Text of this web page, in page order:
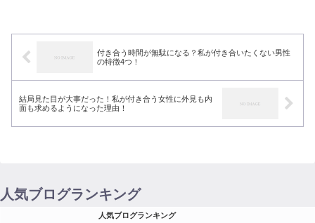
付き合う時間が無駄になる？私が付き合いたくない男性
の特徴4つ！
結局見た目が大事だった！私が付き合う女性に外見も内
面も求めるようになった理由！
人気ブログランキング
人気ブログランキング